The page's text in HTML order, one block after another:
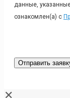
данные,
ознакомлен(а) с
✕